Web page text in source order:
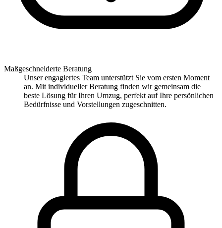
Maßgeschneiderte Beratung
Unser engagiertes Team unterstützt Sie vom ersten Moment
an. Mit individueller Beratung finden wir gemeinsam die
beste Lösung für Ihren Umzug, perfekt auf Ihre persönlichen
Bedürfnisse und Vorstellungen zugeschnitten.